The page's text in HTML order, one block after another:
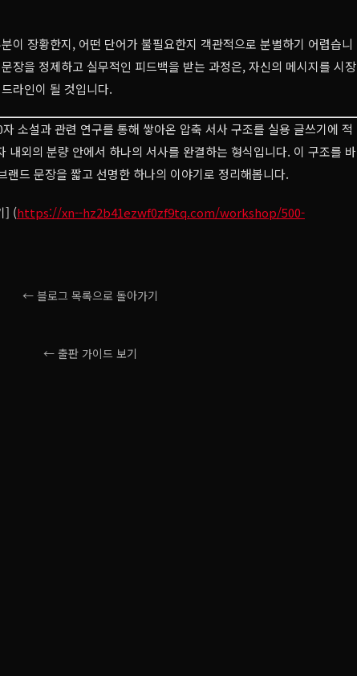
이 장황한지, 어떤 단어가 불필요한지 객관적으로 분별하기 어렵습니
장을 정제하고 실무적인 피드백을 받는 과정은, 자신의 메시지를 시장
라인이 될 것입니다.
소설과 관련 연구를 통해 쌓아온 압축 서사 구조를 실용 글쓰기에 적
내외의 분량 안에서 하나의 서사를 완결하는 형식입니다. 이 구조를 바
랜드 문장을 짧고 선명한 하나의 이야기로 정리해봅니다.
] (https://xn--hz2b41ezwf0zf9tq.com/workshop/500-
← 블로그 목록으로 돌아가기
← 출판 가이드 보기